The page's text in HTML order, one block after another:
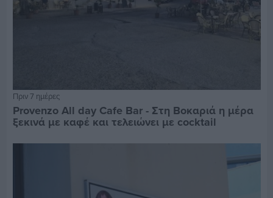
Πριν 7 ημέρες
Provenzo All day Cafe Bar - Στη Βοκαριά η μέρα
ξεκινά με καφέ και τελειώνει με cocktail